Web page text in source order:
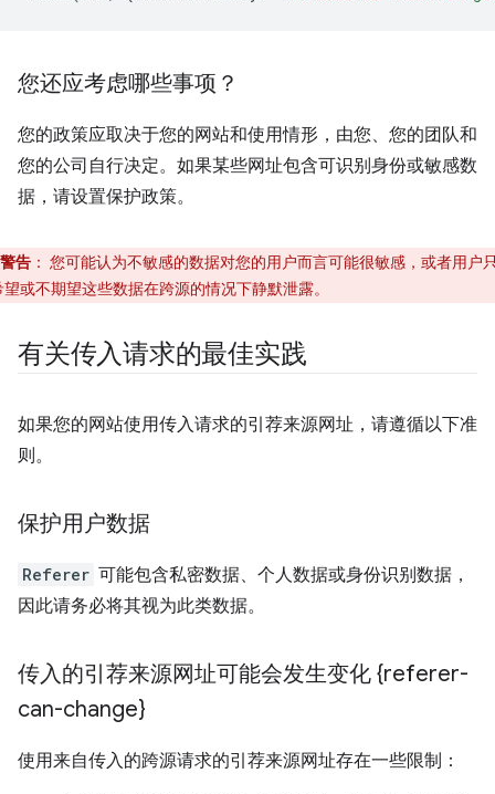
您还应考虑哪些事项？
您的政策应取决于您的网站和使用情形，由您、您的团队和
您的公司自行决定。如果某些网址包含可识别身份或敏感数
据，请设置保护政策。
警告 ： 您可能认为不敏感的数据对您的用户而言可能很敏感，或者用户
或不期望这些数据在跨源的情况下静默泄露。
有关传入请求的最佳实践
如果您的网站使用传入请求的引荐来源网址，请遵循以下准
则。
保护用户数据
Referer 可能包含私密数据、个人数据或身份识别数据，
因此请务必将其视为此类数据。
传入的引荐来源网址可能会发生变化 {referer-
can-change}
使用来自传入的跨源请求的引荐来源网址存在一些限制：